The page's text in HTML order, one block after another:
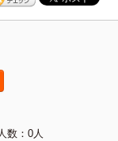
数：0人